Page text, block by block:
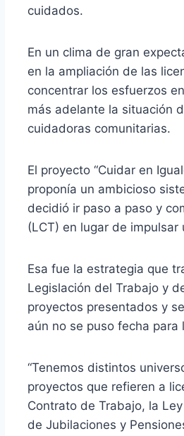
cuidados.
En un clima de gran
en la ampliación de las
concentrar los esfuerzos
más adelante la situación
cuidadoras comunitarias.
El proyecto “Cuidar en
proponía un ambicioso
decidió ir paso a paso y
(LCT) en lugar de impulsar
Esa fue la estrategia que
Legislación del Trabajo y
proyectos presentados y
aún no se puso fecha
“Tenemos distintos
proyectos que refieren a
Contrato de Trabajo, la
de Jubilaciones y